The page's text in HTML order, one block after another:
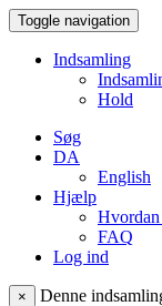
Toggle navigation
Indsamling
Hold
Søg
DA
English
Hjælp
FAQ
Log ind
× Denne